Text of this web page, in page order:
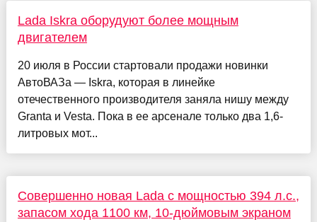
Lada Iskra оборудуют более мощным
двигателем
20 июля в России стартовали продажи новинки
АвтоВАЗа — Iskra, которая в линейке
отечественного производителя заняла нишу между
Granta и Vesta. Пока в ее арсенале только два 1,6-
литровых мот...
Совершенно новая Lada с мощностью 394 л.с.,
запасом хода 1100 км, 10-дюймовым экраном